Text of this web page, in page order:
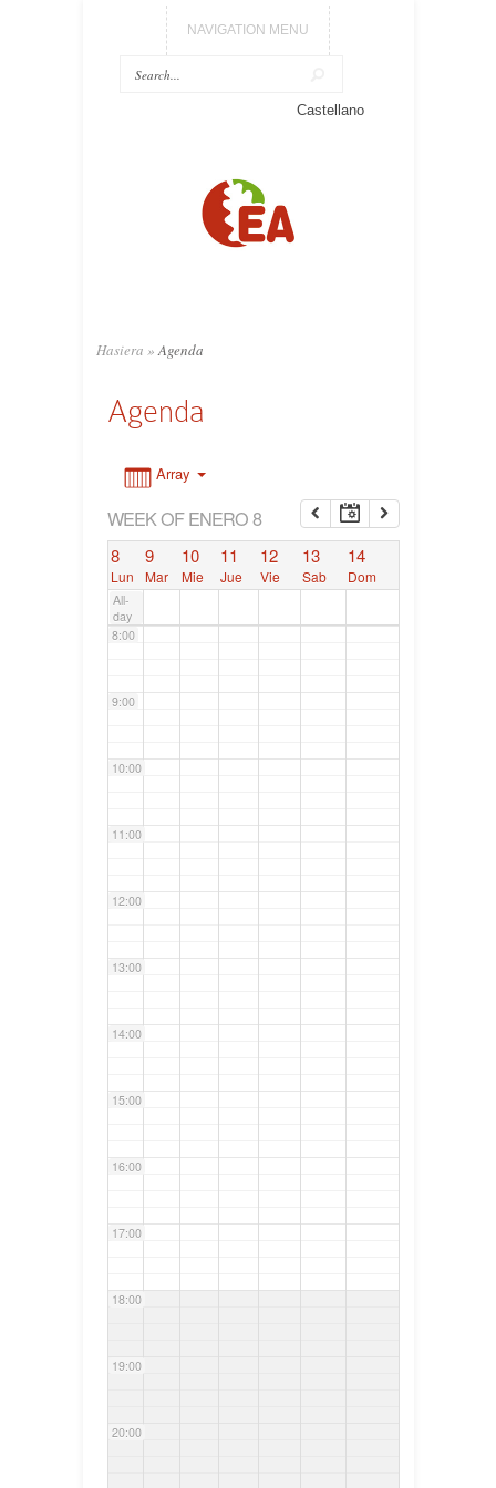
NAVIGATION MENU
Castellano
Hasiera » Agenda
Agenda
Array
WEEK OF ENERO 8
8
Lun
9
Mar
10
Mie
11
Jue
12
Vie
13
Sab
14
Dom
All-
day
7:00
8:00
9:00
10:00
11:00
12:00
13:00
14:00
15:00
16:00
17:00
18:00
19:00
20:00